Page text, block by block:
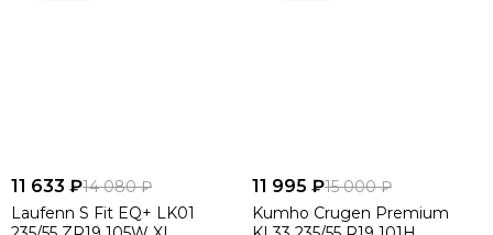
11 633 ₽14 080 ₽
Laufenn S Fit EQ+ LK01
11 995 ₽15 000 ₽
Kumho Crugen Premium